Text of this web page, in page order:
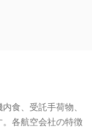
食、受託手荷物、
各航空会社の特徴